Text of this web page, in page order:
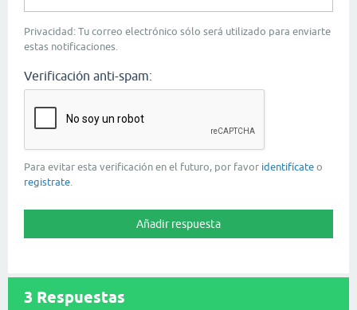
Privacidad: Tu correo electrónico sólo será utilizado para enviarte
estas notificaciones.
Verificación anti-spam:
Para evitar esta verificación en el futuro, por favor identifícate o
registrate
3 Respuestas